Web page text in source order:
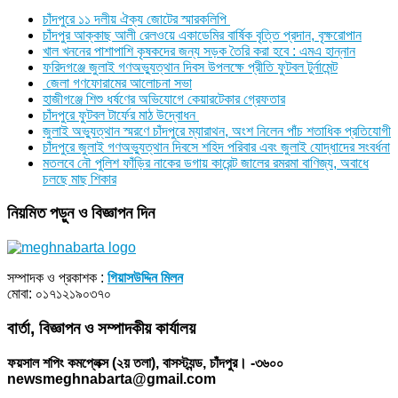
চাঁদপুরে ১১ দলীয় ঐক্য জোটের স্মারকলিপি
চাঁদপুর আক্কাছ আলী রেলওয়ে একাডেমির বার্ষিক বৃত্তি প্রদান, বৃক্ষরোপান
খাল খননের পাশাপাশি কৃষকদের জন্য সড়ক তৈরি করা হবে : এমএ হান্নান
ফরিদগঞ্জে জুলাই গণঅভ্যুত্থান দিবস উপলক্ষে প্রীতি ফুটবল টুর্নামেন্ট
জেলা গণফোরামের আলোচনা সভা
হাজীগঞ্জে শিশু ধর্ষণের অভিযোগে কেয়ারটেকার গ্রেফতার
চাঁদপুরে ফুটবল টার্ফের মাঠ উদ্বোধন
জুলাই অভ্যুত্থান স্মরণে চাঁদপুরে ম্যারাথন, অংশ নিলেন পাঁচ শতাধিক প্রতিযোগী
চাঁদপুরে জুলাই গণঅভ্যুত্থান দিবসে শহিদ পরিবার এবং জুলাই যোদ্ধাদের সংবর্ধনা
মতলবে নৌ পুলিশ ফাঁড়ির নাকের ডগায় কারেন্ট জালের রমরমা বাণিজ্য, অবাধে
চলছে মাছ শিকার
নিয়মিত পড়ুন ও বিজ্ঞাপন দিন
সম্পাদক ও প্রকাশক : গিয়াসউদ্দিন মিলন
মোবা: ০১৭১২১৯০৩৭০
বার্তা, বিজ্ঞাপন ও সম্পাদকীয় কার্যালয়
ফয়সাল শপিং কমপ্লেক্স (২য় তলা), বাসস্ট্যন্ড, চাঁদপুর। -৩৬০০
newsmeghnabarta@gmail.com